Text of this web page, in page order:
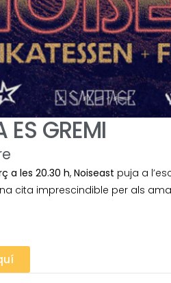
ES GREMI
a les 20.30 h, Noiseast puja a
cita imprescindible per als